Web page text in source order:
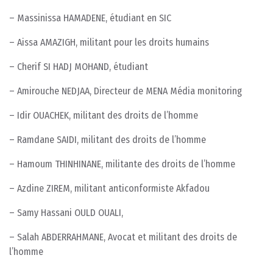
– Massinissa HAMADENE, étudiant en SIC
– Aissa AMAZIGH, militant pour les droits humains
– Cherif SI HADJ MOHAND, étudiant
– Amirouche NEDJAA, Directeur de MENA Média monitoring
– Idir OUACHEK, militant des droits de l’homme
– Ramdane SAIDI, militant des droits de l’homme
– Hamoum THINHINANE, militante des droits de l’homme
– Azdine ZIREM, militant anticonformiste Akfadou
– Samy Hassani OULD OUALI,
– Salah ABDERRAHMANE, Avocat et militant des droits de
l’homme